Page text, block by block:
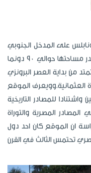
على المدخل الجنوبي
للمدينة اسفل خربة بلعمة الاثرية والتي تقدر مساحتها حوالي 90 دونما
من بداية العصر البرونزي
الفترة العثمانية.وويعرف الموقع
للمصادر التاريخية
المصرية والتوراة
ان الموقع كان احد دول
تحتمس الثالث في القرن